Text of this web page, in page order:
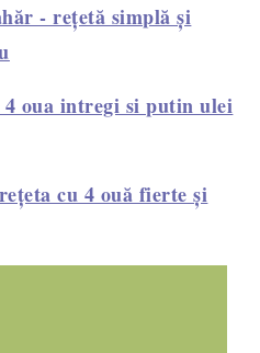
- rețetă simplă și
cu 4 ouă fierte și